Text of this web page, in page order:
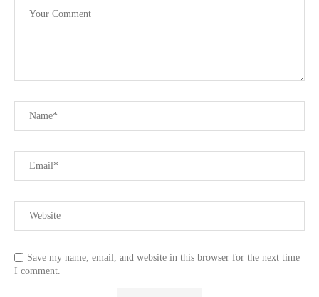
Save my name, email, and website in this browser for the next time
I comment.